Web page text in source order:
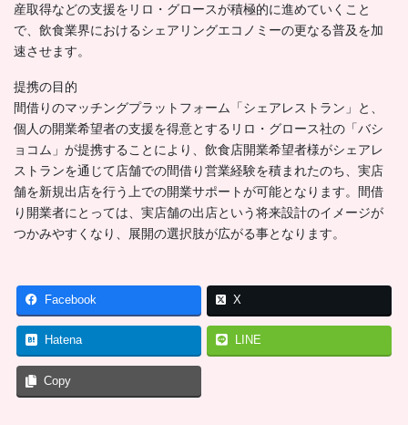
産取得などの支援をリロ・グロースが積極的に進めていくこと
で、飲食業界におけるシェアリングエコノミーの更なる普及を加
速させます。
提携の目的
間借りのマッチングプラットフォーム「シェアレストラン」と、
個人の開業希望者の支援を得意とするリロ・グロース社の「バシ
ョコム」が提携することにより、飲食店開業希望者様がシェアレ
ストランを通じて店舗での間借り営業経験を積まれたのち、実店
舗を新規出店を行う上での開業サポートが可能となります。間借
り開業者にとっては、実店舗の出店という将来設計のイメージが
つかみやすくなり、展開の選択肢が広がる事となります。
Facebook X
Hatena LINE
Copy